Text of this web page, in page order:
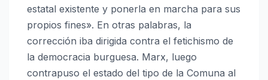
estatal existente y ponerla en marcha para sus
propios fines». En otras palabras, la
corrección iba dirigida contra el fetichismo de
la democracia burguesa. Marx, luego
contrapuso el estado del tipo de la Comuna al